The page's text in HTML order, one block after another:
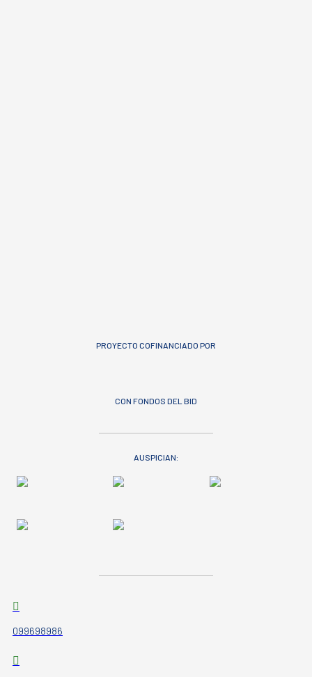
PROYECTO COFINANCIADO POR
CON FONDOS DEL BID
AUSPICIAN:
099698986